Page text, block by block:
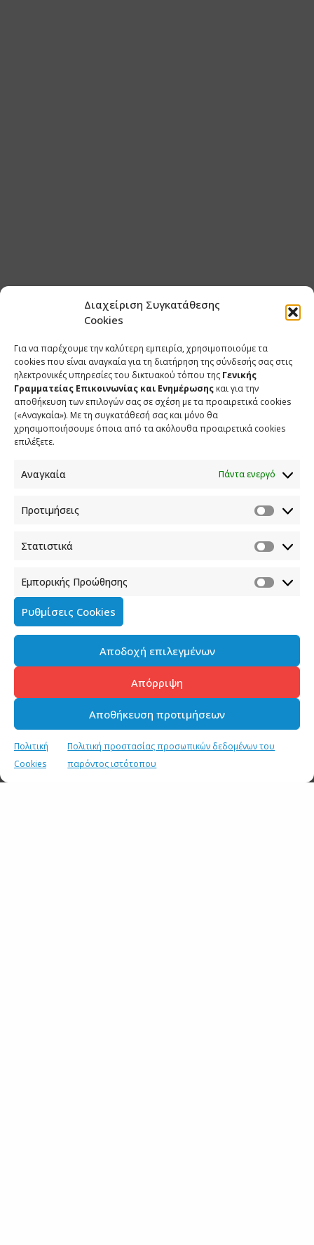
Διαχείριση Συγκατάθεσης
Cookies
Για να παρέχουμε την καλύτερη εμπειρία, χρησιμοποιούμε τα
cookies που είναι αναγκαία για τη διατήρηση της σύνδεσής σας στις
ηλεκτρονικές υπηρεσίες του δικτυακού τόπου της Γενικής
Γραμματείας Επικοινωνίας και Ενημέρωσης και για την
αποθήκευση των επιλογών σας σε σχέση με τα προαιρετικά cookies
(«Αναγκαία»). Με τη συγκατάθεσή σας και μόνο θα
χρησιμοποιήσουμε όποια από τα ακόλουθα προαιρετικά cookies
επιλέξετε.
Αναγκαία Πάντα ενεργό
Προτιμήσεις
Στατιστικά
Εμπορικής Προώθησης
Ρυθμίσεις Cookies
Αποδοχή επιλεγμένων
Απόρριψη
Αποθήκευση προτιμήσεων
Πολιτική
Cookies
Πολιτική προστασίας προσωπικών δεδομένων του
παρόντος ιστότοπου